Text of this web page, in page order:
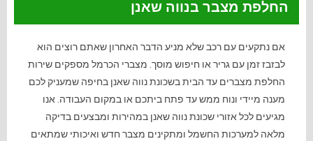
החלפת מצבר בנווה שאנן
אם נתקעים עם רכב שלא מניע הדבר האחרון שאתם רוצים הוא
לבזבז זמן עם גריר או חיפוש מוסך. מצברי הכרמל מספקים שירות
החלפת מצברים עד הבית בשכונת נווה שאנן בחיפה שמעניק לכם
מענה מיידי ונוח ממש עד פתח ביתכם או במקום העבודה. אנו
מגיעים לכל אזורי שכונת נווה שאנן במהירות ומבצעים בדיקה
מלאה למערכות החשמל ומתקינים מצבר חדש ואיכותי שמתאים